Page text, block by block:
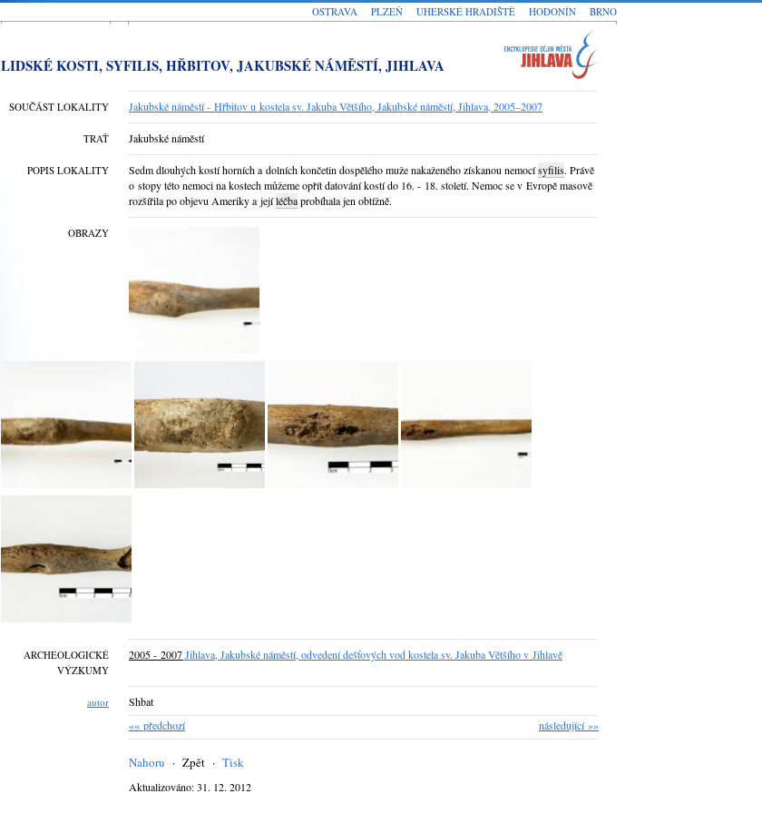
LIDSKÉ KOSTI, SYFILIS, HŘBITOV, JAKUBSKÉ NÁMĚSTÍ, JIHLAVA
SOUČÁST LOKALITY Jakubské náměstí - Hřbitov u kostela sv. Jakuba Většího, Jakubské náměstí, Jihlava, 2005–2007
TRAŤ Jakubské náměstí
POPIS LOKALITY Sedm dlouhých kostí horních a dolních končetin dospělého muže nakaženého získanou nemocísyfilis. Právě
o stopy této nemoci na kostech můžeme opřít datování kostí do 16. - 18. století. Nemoc se v Evropě masově
rozšířila po objevu Ameriky a jejíléčbaprobíhala jen obtížně.
OBRAZY
ARCHEOLOGICKÉ
VÝZKUMY
2005 - 2007Jihlava, Jakubské náměstí, odvedení dešťových vod kostela sv. Jakuba Většího v Jihlavě
autor
Shbat
následující »»
«« předchozí
Nahoru · Zpět · Tisk
Aktualizováno: 31. 12. 2012
BRNO
HODONÍN
UHERSKÉ HRADIŠTĚ
PLZEŇ
OSTRAVA